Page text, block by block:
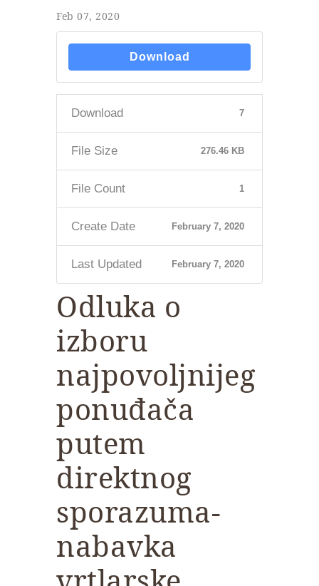
Feb 07, 2020
Download
Download 7
File Size 276.46 KB
File Count 1
Create Date February 7, 2020
Last Updated February 7, 2020
Odluka o
izboru
najpovoljnijeg
ponuđača
putem
direktnog
sporazuma-
nabavka